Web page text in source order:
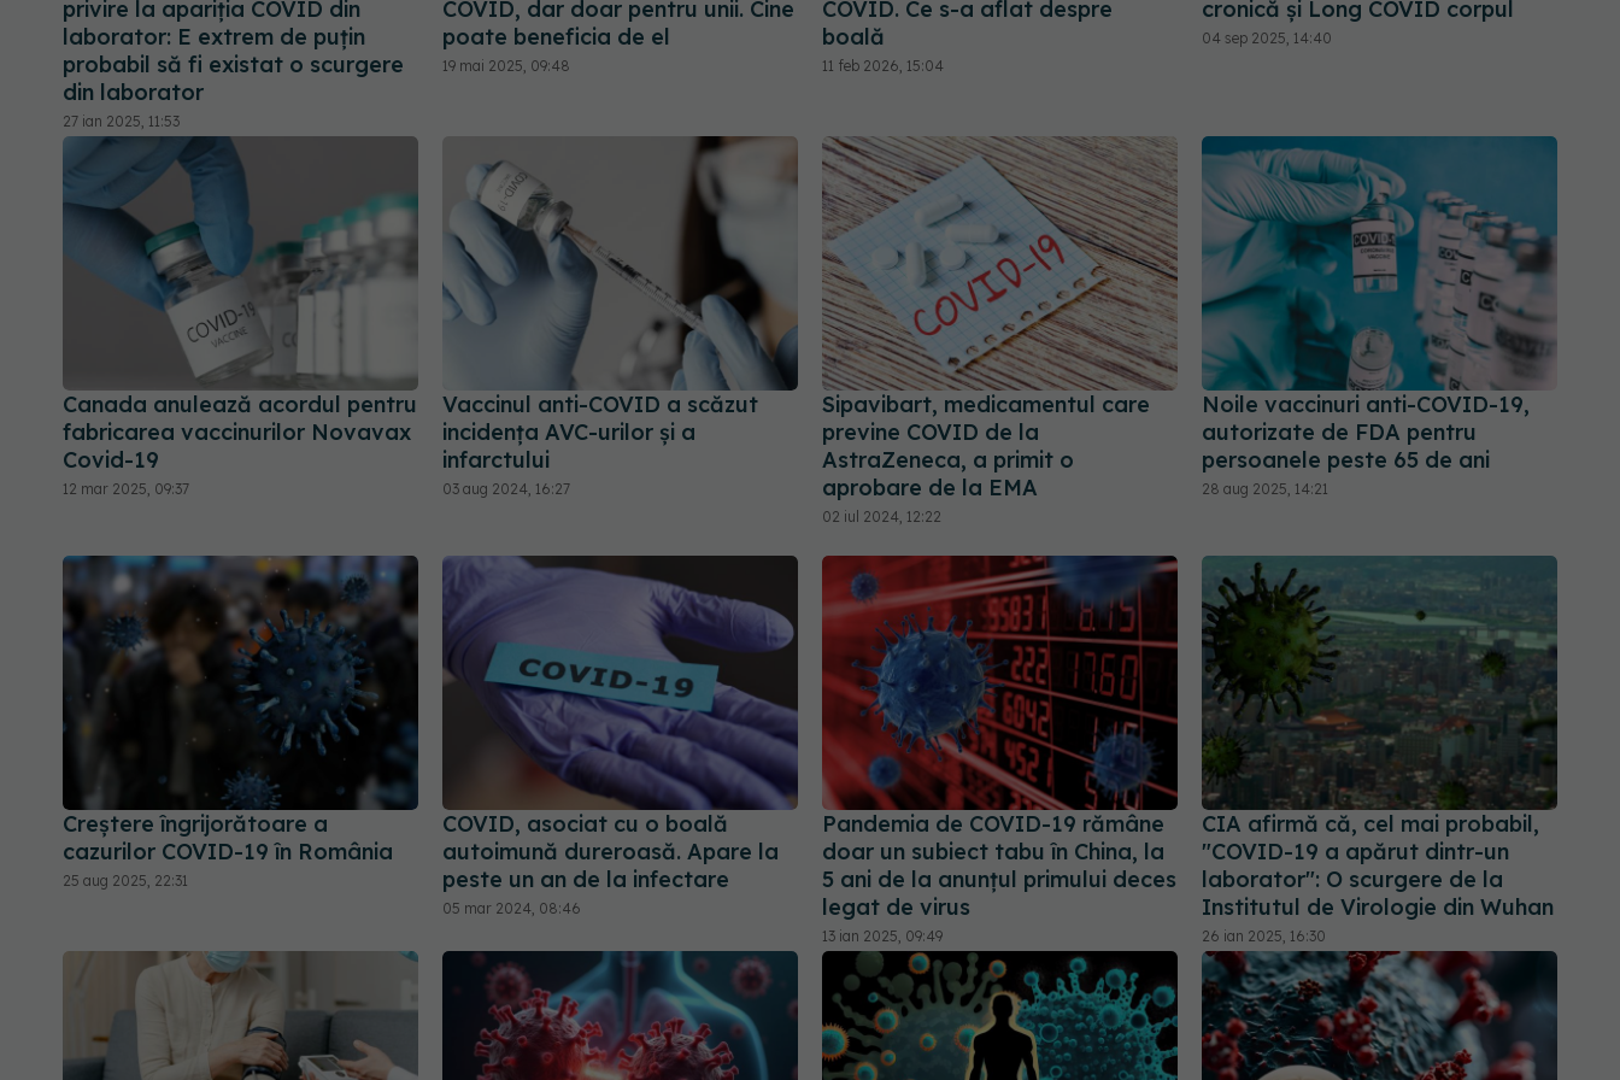
privire la apariția COVID din
laborator: E extrem de puţin
probabil să fi existat o scurgere
din laborator
27 ian 2025, 11:53
COVID, dar doar pentru unii. Cine
poate beneficia de el
19 mai 2025, 09:48
COVID. Ce s-a aflat despre
boală
11 feb 2026, 15:04
cronică și Long COVID corpul
04 sep 2025, 14:40
Canada anulează acordul pentru
fabricarea vaccinurilor Novavax
Covid-19
12 mar 2025, 09:37
Vaccinul anti-COVID a scăzut
incidența AVC-urilor și a
infarctului
03 aug 2024, 16:27
Sipavibart, medicamentul care
previne COVID de la
AstraZeneca, a primit o
aprobare de la EMA
02 iul 2024, 12:22
Noile vaccinuri anti-COVID-19,
autorizate de FDA pentru
persoanele peste 65 de ani
28 aug 2025, 14:21
Creștere îngrijorătoare a
cazurilor COVID-19 în România
25 aug 2025, 22:31
COVID, asociat cu o boală
autoimună dureroasă. Apare la
peste un an de la infectare
05 mar 2024, 08:46
Pandemia de COVID-19 rămâne
doar un subiect tabu în China, la
5 ani de la anunțul primului deces
legat de virus
13 ian 2025, 09:49
CIA afirmă că, cel mai probabil,
"COVID-19 a apărut dintr-un
laborator": O scurgere de la
Institutul de Virologie din Wuhan
26 ian 2025, 16:30